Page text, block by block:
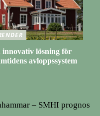
innovativ lösning för
avloppssystem
– SMHI prognos